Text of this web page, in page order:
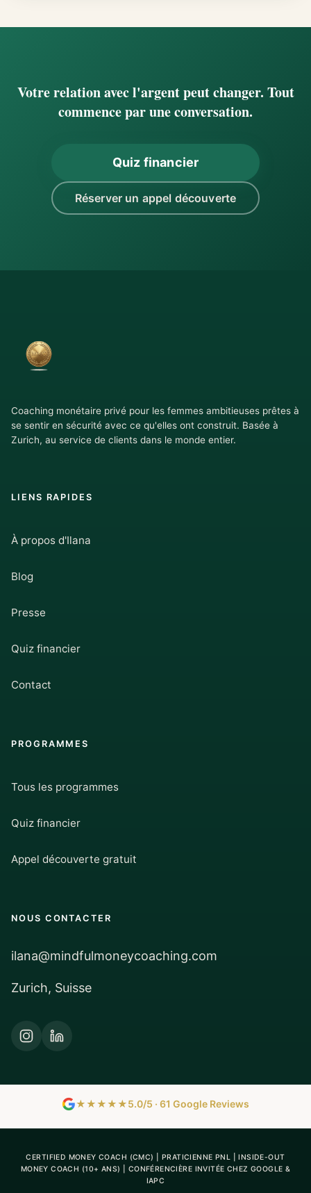
Votre relation avec l'argent peut changer. Tout
commence par une conversation.
Quiz financier
Réserver un appel découverte
Coaching monétaire privé pour les femmes ambitieuses prêtes à
se sentir en sécurité avec ce qu'elles ont construit. Basée à
Zurich, au service de clients dans le monde entier.
LIENS RAPIDES
À propos d'Ilana
Blog
Presse
Quiz financier
Contact
PROGRAMMES
Tous les programmes
Quiz financier
Appel découverte gratuit
NOUS CONTACTER
ilana@mindfulmoneycoaching.com
Zurich, Suisse
★★★★★5.0/5 · 61 Google Reviews
CERTIFIED MONEY COACH (CMC) | PRATICIENNE PNL | INSIDE-OUT
MONEY COACH (10+ ANS) | CONFÉRENCIÈRE INVITÉE CHEZ GOOGLE &
IAPC